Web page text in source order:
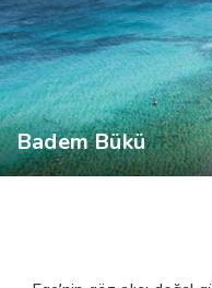
Badem Bükü